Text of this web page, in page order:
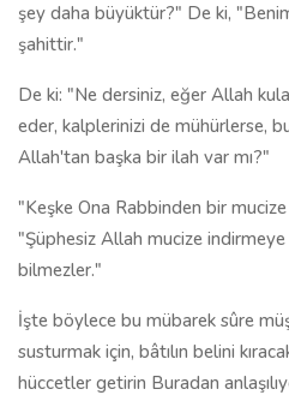
şey daha büyüktür?" De ki,
şahittir."
De ki: "Ne dersiniz, eğer Allah
eder, kalpleri­nizi de mühürlerse,
Allah'tan başka bir ilah var mı?"
"Keşke Ona Rabbinden bir
"Şüphesiz Allah mucize
bilmezler."
İşte böylece bu mübarek sûre
sustur­mak için, bâtılın belini
hüccetler getirin Buradan